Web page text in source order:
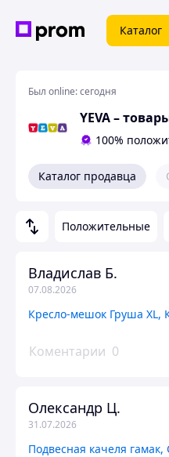
Каталог
Был online:сегодня
YEVA –
100%
Каталог продавца
Положительные
Владислав Б.
07.08.2026
Коментарии 0
Олександр Ц.
31.07.2026